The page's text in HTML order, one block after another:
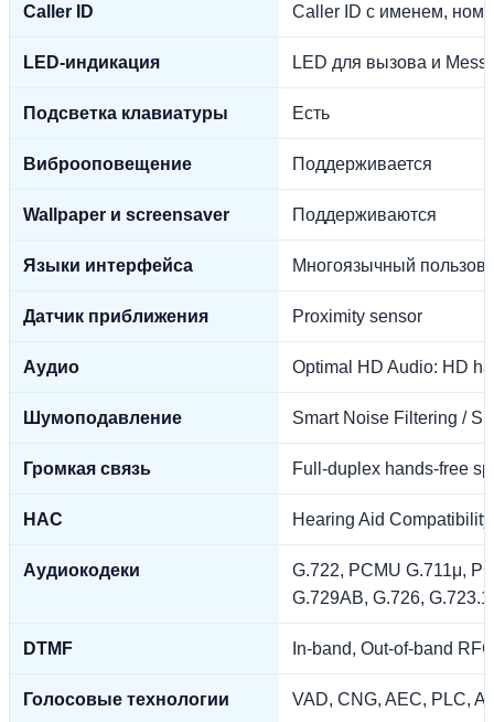
Caller ID Caller ID с именем,
LED-индикация LED для вызова и
Подсветка клавиатуры Есть
Виброоповещение Поддерживается
Wallpaper и screensaver Поддерживаются
Языки интерфейса Многоязычный
Датчик приближения Proximity sensor
Аудио Optimal HD Audio: HD
Шумоподавление Smart Noise Filtering /
Громкая связь Full-duplex hands-free
HAC Hearing Aid
Аудиокодеки
G.722, PCMU G.711μ,
G.729AB, G.726,
DTMF In-band, Out-of-band
Голосовые технологии VAD, CNG, AEC, PLC,